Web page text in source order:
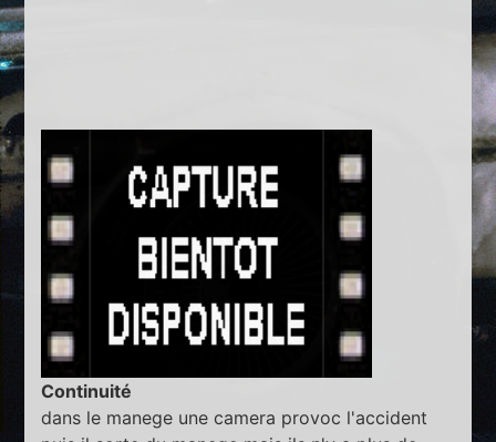
Continuité
dans le manege une camera provoc l'accident